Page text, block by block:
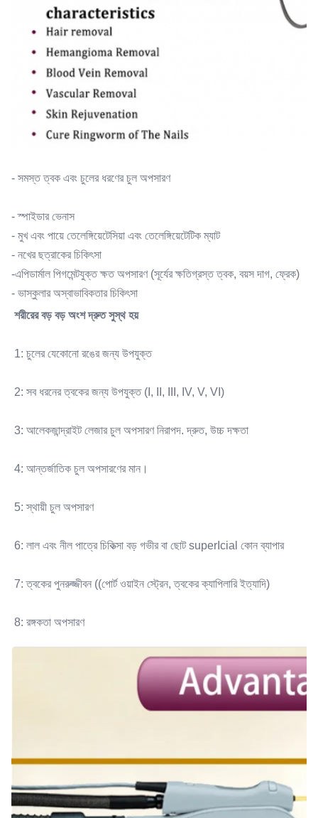
- সমস্ত ত্বক এবং চুলের ধরণের চুল অপসারণ
- স্পাইডার ভেনাস
- মুখ এবং পায়ে তেলেঙ্গিয়েটেসিয়া এবং তেলেঙ্গিয়েটেটিক ম্যাট
- নখের ছত্রাকের চিকিৎসা
-এপিডার্মাল পিগমেন্টযুক্ত ক্ষত অপসারণ (সূর্যের ক্ষতিগ্রস্ত ত্বক, বয়স দাগ, ফ্রেক)
- ভাস্কুলার অস্বাভাবিকতার চিকিৎসা
শরীরের বড় বড় অংশ দ্রুত সুস্থ হয়
1: চুলের যেকোনো রঙের জন্য উপযুক্ত
2: সব ধরনের ত্বকের জন্য উপযুক্ত (I, II, III, IV, V, VI)
3: আলেকজান্দ্রাইট লেজার চুল অপসারণ নিরাপদ. দ্রুত, উচ্চ দক্ষতা
4: আন্তর্জাতিক চুল অপসারণের মান।
5: স্থায়ী চুল অপসারণ
6: লাল এবং নীল পাত্রে চিকিত্সা বড় গভীর বা ছোট superIcial কোন ব্যাপার
7: ত্বকের পুনরুজ্জীবন ((পোর্ট ওয়াইন স্ট্রেন, ত্বকের ক্যাপিলারি ইত্যাদি)
8: রঙ্গকতা অপসারণ